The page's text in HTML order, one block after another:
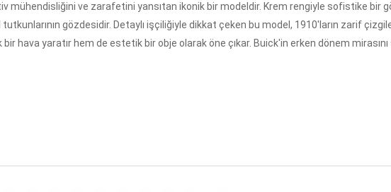
mühendisliğini ve zarafetini yansıtan ikonik bir modeldir. Krem rengiyle sofistike bir
gözdesidir. Detaylı işçiliğiyle dikkat çeken bu model, 1910'ların zarif
hava yaratır hem de estetik bir obje olarak öne çıkar. Buick'in erken dönem